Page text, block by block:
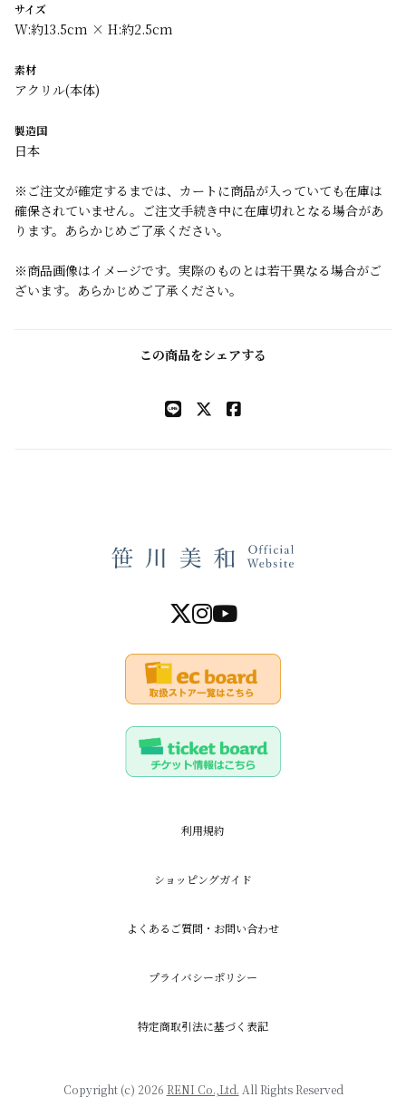
サイズ
W:約13.5cm × H:約2.5cm
素材
アクリル(本体)
製造国
日本
※ご注文が確定するまでは、カートに商品が入っていても在庫は
確保されていません。ご注文手続き中に在庫切れとなる場合があ
ります。あらかじめご了承ください。
※商品画像はイメージです。実際のものとは若干異なる場合がご
ざいます。あらかじめご了承ください。
この商品をシェアする
利用規約
ショッピングガイド
よくあるご質問・お問い合わせ
プライバシーポリシー
特定商取引法に基づく表記
Copyright (c) 2026 RENI Co.,Ltd. All Rights Reserved